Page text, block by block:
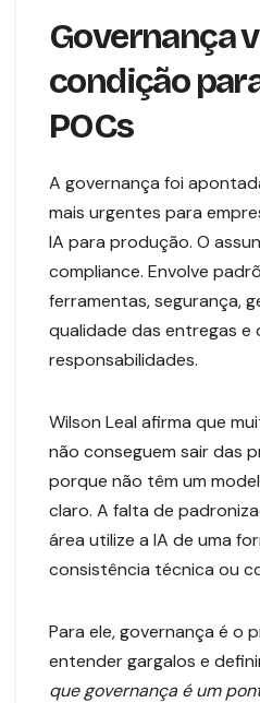
Governança
condição
POCs
A governança foi
mais urgentes para
IA para produção. O
compliance. Envolve
ferramentas, segurança,
qualidade das entregas e
responsabilidades.
Wilson Leal afirma que
não conseguem sair das
porque não têm um
claro. A falta de
área utilize a IA de uma
consistência técnica ou
Para ele, governança é o
entender gargalos e
que governança é um